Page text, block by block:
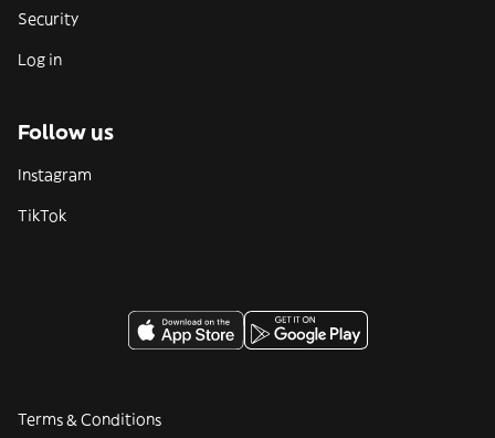
Security
Log in
Follow us
Instagram
TikTok
Terms & Conditions